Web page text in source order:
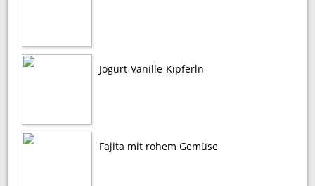
Jogurt-Vanille-Kipferln
Fajita mit rohem Gemüse